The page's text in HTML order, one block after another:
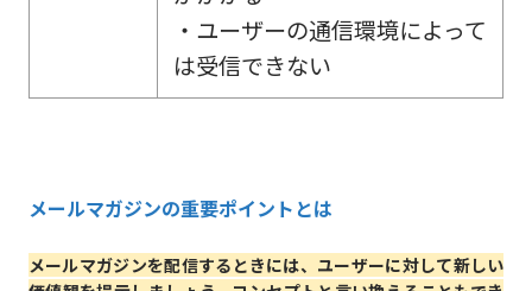
・ユーザーの通信環境によって
は受信できない
メールマガジンの重要ポイントとは
メールマガジンを配信するときには、ユーザーに対して新しい